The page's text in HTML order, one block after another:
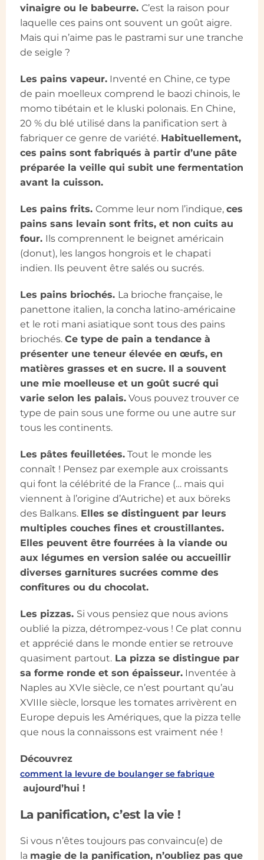
vinaigre ou le babeurre. C’est la raison pour
laquelle ces pains ont souvent un goût aigre.
Mais qui n’aime pas le pastrami sur une tranche
de seigle ?
Les pains vapeur. Inventé en Chine, ce type
de pain moelleux comprend le baozi chinois, le
momo tibétain et le kluski polonais. En Chine,
20 % du blé utilisé dans la panification sert à
fabriquer ce genre de variété. Habituellement,
ces pains sont fabriqués à partir d’une pâte
préparée la veille qui subit une fermentation
avant la cuisson.
Les pains frits. Comme leur nom l’indique, ces
pains sans levain sont frits, et non cuits au
four. Ils comprennent le beignet américain
(donut), les langos hongrois et le chapati
indien. Ils peuvent être salés ou sucrés.
Les pains briochés. La brioche française, le
panettone italien, la concha latino-américaine
et le roti mani asiatique sont tous des pains
briochés. Ce type de pain a tendance à
présenter une teneur élevée en œufs, en
matières grasses et en sucre. Il a souvent
une mie moelleuse et un goût sucré qui
varie selon les palais. Vous pouvez trouver ce
type de pain sous une forme ou une autre sur
tous les continents.
Les pâtes feuilletées. Tout le monde les
connaît ! Pensez par exemple aux croissants
qui font la célébrité de la France (… mais qui
viennent à l’origine d’Autriche) et aux böreks
des Balkans. Elles se distinguent par leurs
multiples couches fines et croustillantes.
Elles peuvent être fourrées à la viande ou
aux légumes en version salée ou accueillir
diverses garnitures sucrées comme des
confitures ou du chocolat.
Les pizzas. Si vous pensiez que nous avions
oublié la pizza, détrompez-vous ! Ce plat connu
et apprécié dans le monde entier se retrouve
quasiment partout. La pizza se distingue par
sa forme ronde et son épaisseur. Inventée à
Naples au XVIe siècle, ce n’est pourtant qu’au
XVIIIe siècle, lorsque les tomates arrivèrent en
Europe depuis les Amériques, que la pizza telle
que nous la connaissons est vraiment née !
Découvrez
comment la levure de boulanger se fabrique
aujourd’hui !
La panification, c’est la vie !
Si vous n’êtes toujours pas convaincu(e) de
la magie de la panification, n’oubliez pas que